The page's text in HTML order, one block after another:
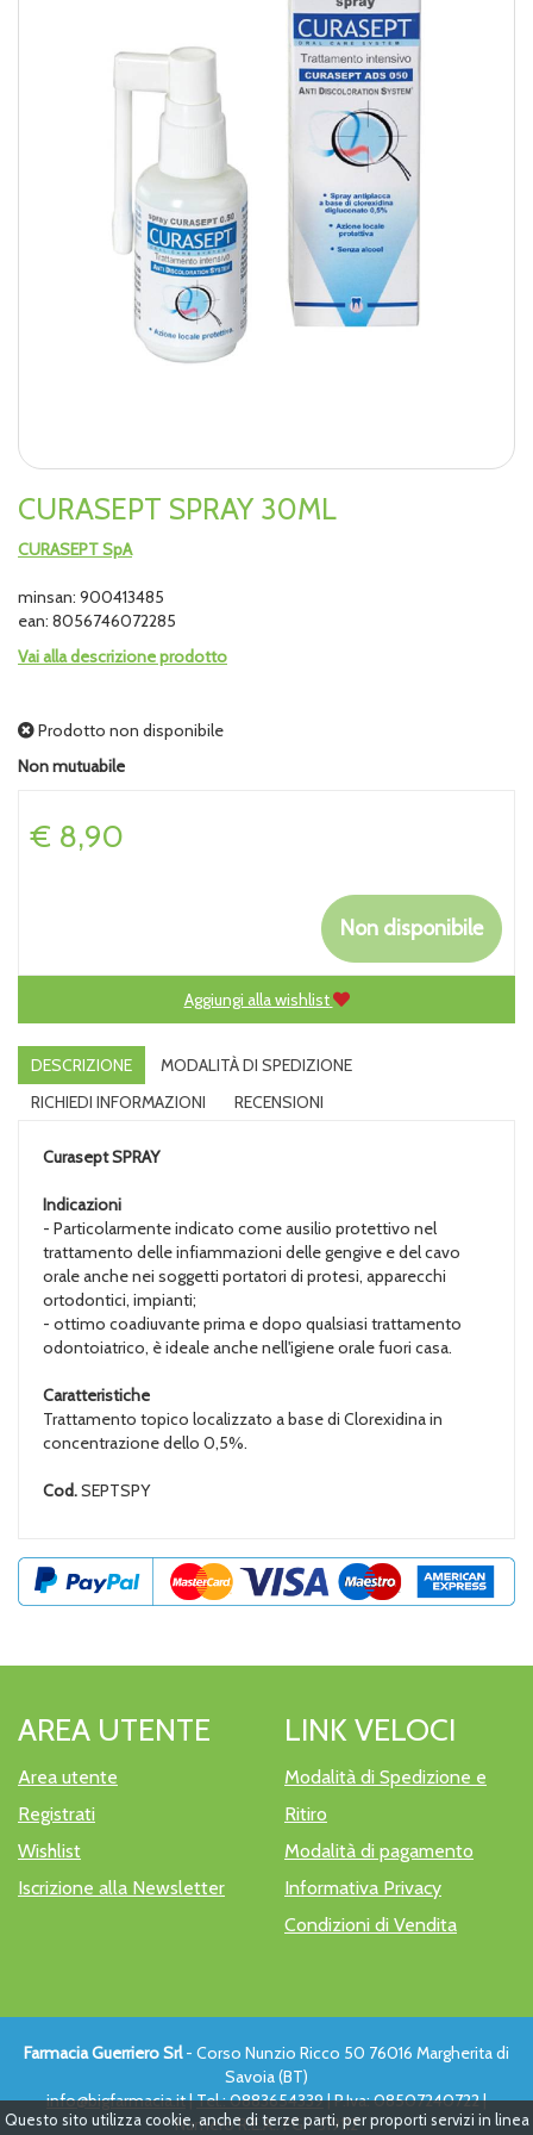
Questo sito utilizza cookie, anche di terze parti, per proporti servizi in linea
CURASEPT SPRAY 30ML
CURASEPT SpA
minsan: 900413485
ean: 8056746072285
Vai alla descrizione prodotto
Prodotto non disponibile
Non mutuabile
Prezzo
€ 8,90
Non disponibile
Aggiungi alla wishlist
DESCRIZIONE
MODALITÀ DI SPEDIZIONE
RICHIEDI INFORMAZIONI
RECENSIONI
CuraseptSPRAY
Indicazioni
- Particolarmente indicato come ausilio protettivo nel
trattamento delle infiammazioni delle gengive e del cavo
orale anche nei soggetti portatori di protesi, apparecchi
ortodontici, impianti;
- ottimo coadiuvante prima e dopo qualsiasi trattamento
odontoiatrico, è ideale anche nell'igiene orale fuori casa.
Caratteristiche
Trattamento topico localizzato a base di Clorexidina in
concentrazione dello 0,5%.
Cod.SEPTSPY
AREA UTENTE
Area utente
Registrati
Wishlist
Iscrizione alla Newsletter
LINK VELOCI
Modalità di Spedizione e
Ritiro
Modalità di pagamento
Informativa Privacy
Condizioni di Vendita
Farmacia Guerriero Srl- Corso Nunzio Ricco 50 76016 Margherita di
Savoia (BT)
info@bigfarmacia.it|Tel.: 0883654339| P.Iva: 08507240722 |
Numero R.E.A.: FG - 319112